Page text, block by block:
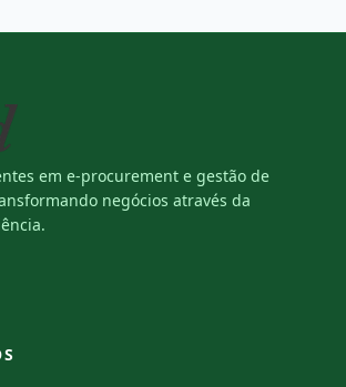
em e-procurement e gestão de
negócios através da